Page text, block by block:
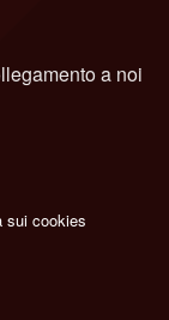
a noi
sui cookies